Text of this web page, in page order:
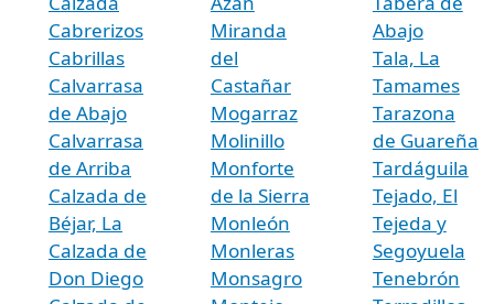
Cabrerizos
Cabrillas
Calvarrasa
de Abajo
Calvarrasa
de Arriba
Calzada de
Béjar, La
Calzada de
Don Diego
Miranda
del
Castañar
Mogarraz
Molinillo
Monforte
de la Sierra
Monleón
Monleras
Monsagro
Abajo
Tala, La
Tamames
Tarazona
de Guareña
Tardáguila
Tejado, El
Tejeda y
Segoyuela
Tenebrón